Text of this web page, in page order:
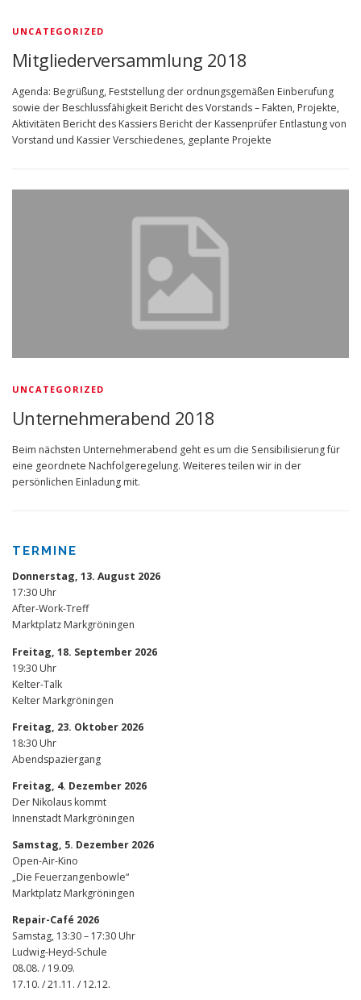
UNCATEGORIZED
Mitgliederversammlung 2018
Agenda: Begrüßung, Feststellung der ordnungsgemäßen Einberufung
sowie der Beschlussfähigkeit Bericht des Vorstands – Fakten, Projekte,
Aktivitäten Bericht des Kassiers Bericht der Kassenprüfer Entlastung von
Vorstand und Kassier Verschiedenes, geplante Projekte
UNCATEGORIZED
Unternehmerabend 2018
Beim nächsten Unternehmerabend geht es um die Sensibilisierung für
eine geordnete Nachfolgeregelung. Weiteres teilen wir in der
persönlichen Einladung mit.
TERMINE
Donnerstag, 13. August 2026
17:30 Uhr
After-Work-Treff
Marktplatz Markgröningen
Freitag, 18. September 2026
19:30 Uhr
Kelter-Talk
Kelter Markgröningen
Freitag, 23. Oktober 2026
18:30 Uhr
Abendspaziergang
Freitag, 4. Dezember 2026
Der Nikolaus kommt
Innenstadt Markgröningen
Samstag, 5. Dezember 2026
Open-Air-Kino
„Die Feuerzangenbowle“
Marktplatz Markgröningen
Repair-Café 2026
Samstag, 13:30 – 17:30 Uhr
Ludwig-Heyd-Schule
08.08. / 19.09.
17.10. / 21.11. / 12.12.